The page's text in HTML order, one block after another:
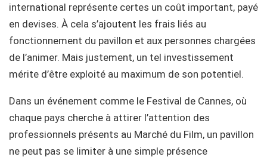
international représente certes un coût important, payé
en devises. À cela s’ajoutent les frais liés au
fonctionnement du pavillon et aux personnes chargées
de l’animer. Mais justement, un tel investissement
mérite d’être exploité au maximum de son potentiel.
Dans un événement comme le Festival de Cannes, où
chaque pays cherche à attirer l’attention des
professionnels présents au Marché du Film, un pavillon
ne peut pas se limiter à une simple présence